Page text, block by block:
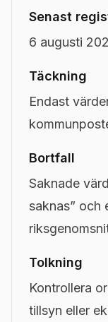
Senast
6 augusti
Täckning
Endast
Bortfall
Saknade
saknas” och
Tolkning
Kontrollera
tillsyn eller